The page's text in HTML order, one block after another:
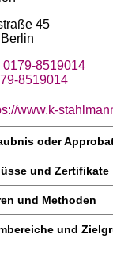
45
0179-8519014
8519014
www.k-
oder
und Zertifikate
und Methoden
und